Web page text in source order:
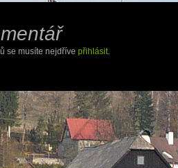
se musíte nejdříve přihlásit.